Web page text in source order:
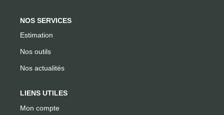
NOS SERVICES
Estimation
Nos outils
Nos actualités
LIENS UTILES
Mon compte